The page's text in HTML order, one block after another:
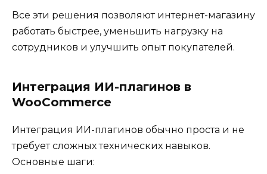
Все эти решения позволяют интернет-магазину
работать быстрее, уменьшить нагрузку на
сотрудников и улучшить опыт покупателей.
Интеграция ИИ-плагинов в
WooCommerce
Интеграция ИИ-плагинов обычно проста и не
требует сложных технических навыков.
Основные шаги: